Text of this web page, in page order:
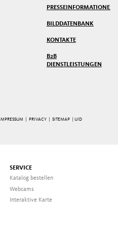
PRESSEINFORMATIONEN
BILDDATENBANK
KONTAKTE
B2B
DIENSTLEISTUNGEN
IMPRESSUM PRIVACY |SITEMAP
| UID
SERVICE
Katalog bestellen
Webcams
Interaktive Karte